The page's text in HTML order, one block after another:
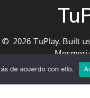
© 2026 TuPlay. Built
de acuerdo con ello.